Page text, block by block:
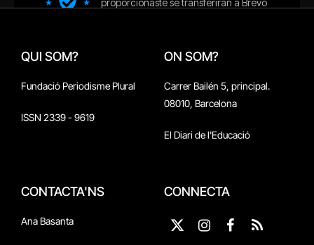
QUI SOM?
Fundació Periodisme Plural
ISSN 2339 - 9619
ON SOM?
Carrer Bailén 5, principal.
08010, Barcelona
El Diari de l'Educació
CONTACTA'NS
Ana Basanta
CONNECTA
X
Instagram
Facebook
RSS